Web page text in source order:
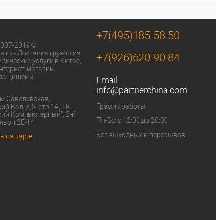
2019 ©
- Доставка грузов из
услуги в Китае,
магазин.
Вал, д.5, стр.1А, ТК
Компьютерный", 2-й
2Е-14
на карте
+7(495)185-58-50
+7(926)620-90-84
Email:
info@partnerchina.com
График работы
Пн-Вс: с 12:00 до 20:00
Без выходных и перерывов